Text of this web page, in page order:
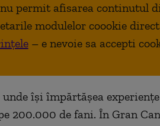
permit afisarea continutul
modulelor coookie
– e nevoie sa accepti
își împărtășea
200.000 de fani. În Gran